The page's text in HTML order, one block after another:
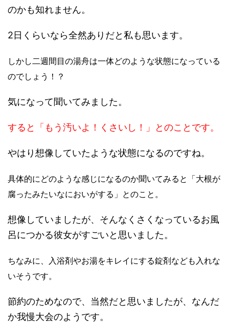
のかも知れません。
2日くらいなら全然ありだと私も思います。
しかし二週間目の湯舟は一体どのような状態になっている
のでしょう！？
気になって聞いてみました。
すると「もう汚いよ！くさいし！」とのことです。
やはり想像していたような状態になるのですね。
具体的にどのような感じになるのか聞いてみると「大根が
腐ったみたいなにおいがする」とのこと。
想像していましたが、そんなくさくなっているお風
呂につかる彼女がすごいと思いました。
ちなみに、入浴剤やお湯をキレイにする錠剤なども入れな
いそうです。
節約のためなので、当然だと思いましたが、なんだ
か我慢大会のようです。